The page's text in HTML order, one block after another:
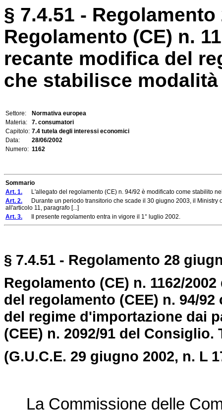
§ 7.4.51 -
Regolamento (CE) n.
recante modifica del
che stabilisce
Settore:
Normativa europea
Materia:
7. consumatori
Capitolo: 7.4 tutela degli interessi economici
Data:
28/06/2002
Numero: 1162
Sommario
Art. 1. L'allegato del regolamento (CE) n. 94/92 è modificato come stabilito
Art. 2. Durante un periodo transitorio che scade il 30 giugno 2003, il Ministry
all'articolo 11, paragrafo [...]
Art. 3. Il presente regolamento entra in vigore il 1° luglio 2002.
§ 7.4.51 - Regolamento 28
Regolamento (CE) n. 1162/
del regolamento (CEE) n. 94/
del regime d'importazione dai
(CEE) n. 2092/91 del
(G.U.C.E. 29 giugno 2002, n. L
La Commissione delle